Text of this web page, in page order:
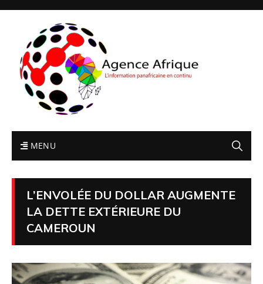
MENU
L’ENVOLÉE DU DOLLAR AUGMENTE
LA DETTE EXTÉRIEURE DU
CAMEROUN